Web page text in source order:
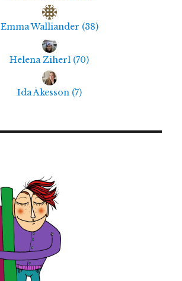
Emma Walliander (38)
Helena Ziherl (70)
Ida Åkesson (7)